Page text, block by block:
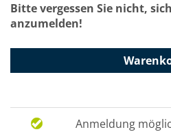
Bitte vergessen Sie nicht,
anzumelden!
Anmeldung